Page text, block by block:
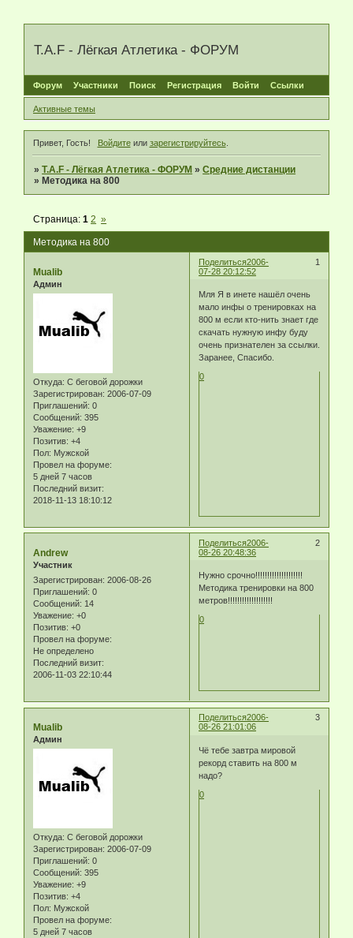
T.A.F - Лёгкая Атлетика - ФОРУМ
Форум Участники Поиск Регистрация Войти Ссылки
Активные темы
Привет, Гость! Войдитеили зарегистрируйтесь.
»T.A.F - Лёгкая Атлетика - ФОРУМ »Средние дистанции
» Методика на 800
Методика на 800
Страница:1 2 »
Поделиться 1
2006-
07-28 20:12:52
Mualib
Админ
Откуда: С беговой дорожки
Зарегистрирован: 2006-07-09
Приглашений: 0
Сообщений: 395
Уважение: +9
Позитив: +4
Пол: Мужской
Провел на форуме:
5 дней 7 часов
Последний визит:
2018-11-13 18:10:12
Мля Я в инете нашёл очень
мало инфы о тренировках на
800 м если кто-нить знает где
скачать нужную инфу буду
очень признателен за ссылки.
Заранее, Спасибо.
0
Поделиться 2
2006-
08-26 20:48:36
Andrew
Участник
Зарегистрирован: 2006-08-26
Приглашений: 0
Сообщений: 14
Уважение: +0
Позитив: +0
Провел на форуме:
Не определено
Последний визит:
2006-11-03 22:10:44
Нужно срочно!!!!!!!!!!!!!!!!!!!!
Методика тренировки на 800
метров!!!!!!!!!!!!!!!!!!!
0
Поделиться 3
2006-
08-26 21:01:06
Mualib
Админ
Откуда: С беговой дорожки
Зарегистрирован: 2006-07-09
Приглашений: 0
Сообщений: 395
Уважение: +9
Позитив: +4
Пол: Мужской
Провел на форуме:
5 дней 7 часов
Чё тебе завтра мировой
рекорд ставить на 800 м
надо?
0